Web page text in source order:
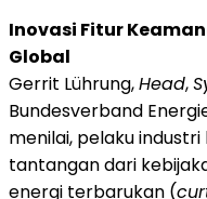
Inovasi Fitur
Global
Gerrit Lührung,Head,
Bundesverband
menilai, pelaku
tantangan dari
energi terbarukan (